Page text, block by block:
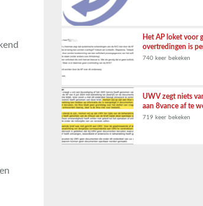
Het AP loket voor
overtredingen is
740 keer bekeken
UWV zegt niets
aan 8vance af te
719 keer bekeken